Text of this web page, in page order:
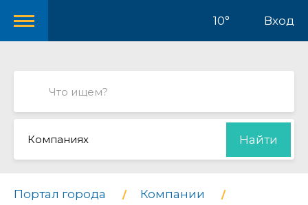
10° Вход
Компаниях Найти
Портал города
Компании